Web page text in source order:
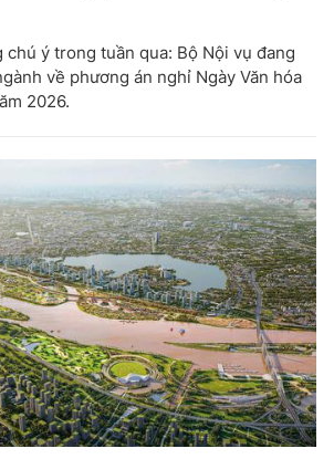
ý trong tuần qua: Bộ Nội vụ đang
về phương án nghỉ Ngày Văn hóa
2026.